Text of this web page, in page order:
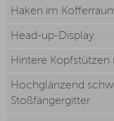
Haken im
Head-up-Display
Hintere
Hochglänzend
Stoßfängergitter